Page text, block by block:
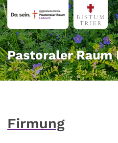
Zum Inhalt springen
Pastoraler Raum
Firmung